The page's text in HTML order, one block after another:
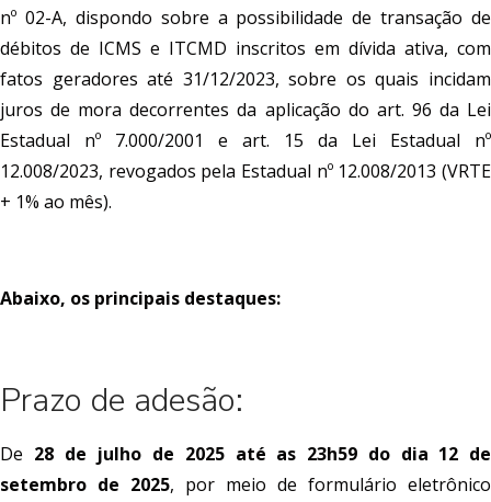
nº 02-A, dispondo sobre a possibilidade de transação de
débitos de ICMS e ITCMD inscritos em dívida ativa, com
fatos geradores até 31/12/2023, sobre os quais incidam
juros de mora decorrentes da aplicação do art. 96 da Lei
Estadual nº 7.000/2001 e art. 15 da Lei Estadual nº
12.008/2023, revogados pela Estadual nº 12.008/2013 (VRTE
+ 1% ao mês).
Abaixo, os principais destaques:
Prazo de adesão:
De 28 de julho de 2025 até as 23h59 do dia 12 de
setembro de 2025, por meio de formulário eletrônico